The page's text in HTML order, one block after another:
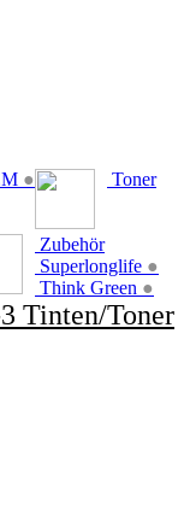
● Toner
Zubehör
Superlonglife ●
Think Green ●
Tinten/Toner